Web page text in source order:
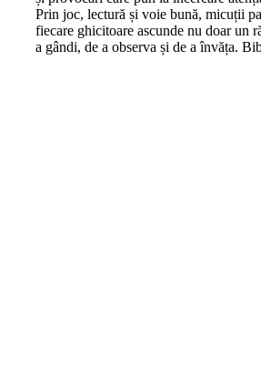
Prin joc, lectură și voie bună, micuții
fiecare ghicitoare ascunde nu doar un
a gândi, de a observa și de a învăța.